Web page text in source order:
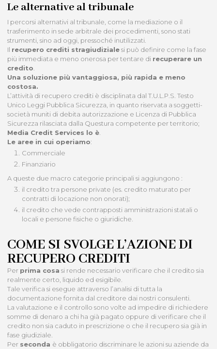
Le alternative al tribunale
I percorsi alternativi al tribunale, come la mediazione o il
trasferimento in sede arbitrale dei procedimenti, sono stati
strumenti, sino ad oggi, pressoché inutilizzati.
Il recupero crediti stragiudizialesi può definire come la fase
più immediata e meno onerosa per tentare di recuperare un
credito
Una soluzione più vantaggiosa, più rapida e meno
costosa.
L’attività di recupero crediti è disciplinata dal T.U.L.P.S. Testo
Unico Leggi Pubblica Sicurezza, in quanto riservata a soggetti-
società muniti di debita autorizzazione e Licenza di Pubblica
Sicurezza rilasciata dalla Questura competente per territorio;
Media Credit Services lo è
Le aree in cui operiamo:
Commerciale
Finanziario
A queste due macro categorie principali si aggiungono :
il credito tra persone private (es. credito maturato per
contratti di locazione non onorati);
il credito che vede contrapposti amministrazioni statali o
locali e persone fisiche o giuridiche.
COME SI SVOLGE L’AZIONE DI
RECUPERO CREDITI
Per prima cosa si rende necessario verificare che il credito sia
realmente certo, liquido ed esigibile.
Tale verifica si esegue attraverso l’analisi di tutta la
documentazione fornita dal creditore dai nostri consulenti.
La valutazione e il controllo sono volte ad impedire di richiedere
somme di denaro a chi ha già pagato oppure di verificare che il
credito non sia caduto in prescrizione o che il recupero sia già in
fase giudiziale.
Per seconda è obbligatorio discriminare le azioni su aziende da